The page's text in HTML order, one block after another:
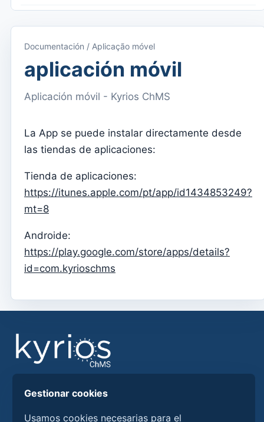
Acceso a la documentación
Menú principal (aplicaciones)
Cambiar entre suscripciones
Panel
Configuración de suscripción
Párroco
Modo oscuro
Cambiar idioma
electrónicos en Kyrios
Documentación / Aplicação móvel
aplicación móvil
Aplicación móvil - Kyrios ChMS
La App se puede instalar directamente desde
las tiendas de aplicaciones:
Tienda de aplicaciones:
https://itunes.apple.com/pt/app/id1434853249?
mt=8
Androide:
https://play.google.com/store/apps/details?
id=com.kyrioschms
Encuentre respuestas, guías y procedimientos para
Gestionar cookies
Usamos cookies necesarias para el